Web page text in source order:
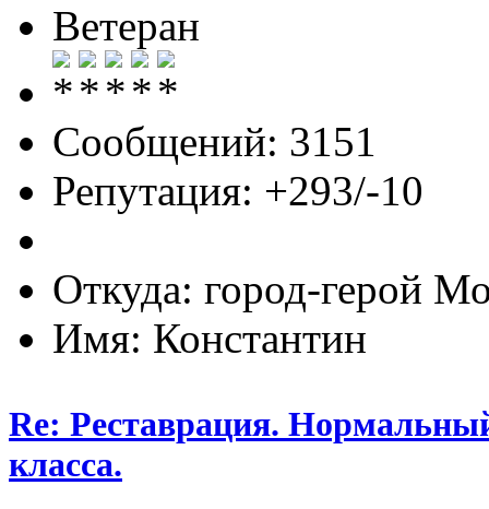
Ветеран
Сообщений: 3151
Репутация: +293/-10
Откуда: город-герой
Имя: Константин
Re: Реставрация.
класса.